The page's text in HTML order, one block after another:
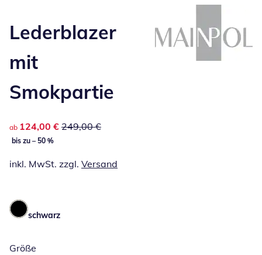
Lederblazer
mit
Smokpartie
reduzierter Preis 124,00 €, vorheriger Preis: 249,00 €
ab 124,00 € 249,00 €
bis zu – 50 %
inkl. MwSt. zzgl. Versand
schwarz
Größe